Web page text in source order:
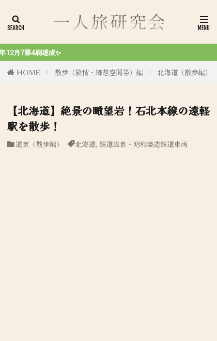
令和6年8月27日、初商業誌「一人旅研究会 ノスタル
HOME
散歩（旅情・郷愁空間等）編 北海道（散歩編）
【北海道】絶景の瞰望岩！石北本線の遠軽
駅を散歩！
道東（散歩編） 北海道, 鉄道風景・昭和製造鉄道車両